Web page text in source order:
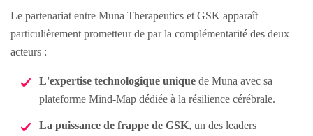
Le partenariat entre Muna Therapeutics et GSK apparaît
particulièrement prometteur de par la complémentarité des deux
acteurs :
L'expertise technologique unique de Muna avec sa
plateforme Mind-Map dédiée à la résilience cérébrale.
La puissance de frappe de GSK, un des leaders